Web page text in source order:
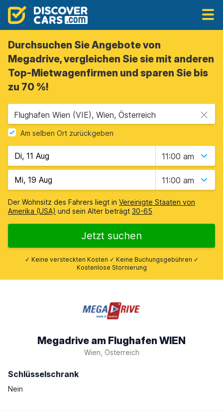
Durchsuchen Sie Angebote von
Megadrive, vergleichen Sie sie mit anderen
Top-Mietwagenfirmen und sparen Sie bis
zu 70 %!
Flughafen Wien (VIE), Wien, Österreich
Am selben Ort zurückgeben
11:00 am
11:00 am
Der Wohnsitz des Fahrers liegt in Vereinigte Staaten von
Amerika (USA) und sein Alter beträgt 30-65
Jetzt suchen
✓ Keine versteckten Kosten ✓ Keine Buchungsgebühren ✓
Kostenlose Stornierung
Megadrive am Flughafen WIEN
Wien, Österreich
Schlüsselschrank
Nein